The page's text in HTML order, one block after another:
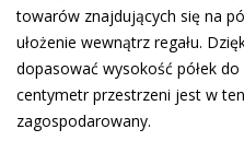
towarów znajdujących się na
ułożenie wewnątrz regału.
dopasować wysokość półek
centymetr przestrzeni jest w
zagospodarowany.